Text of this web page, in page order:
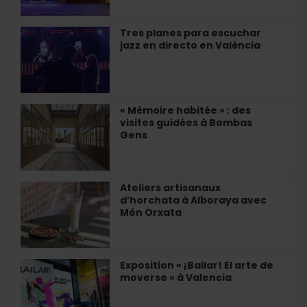
Up
Sundaze
Jam
Valencia
Tres planes para escuchar
jazz en directo en València
Tres
planes
para
escuchar
jazz
en
directo
en
València
« Mémoire habitée » : des
visites guidées à Bombas
Gens
«
Mémoire
habitée
:
des
guidées
à
Bombas
Ateliers artisanaux
d’horchata à Alboraya avec
Món Orxata
Ateliers
artisanaux
d’horchata
à
Alboraya
avec
Món
Orxata
Exposition « ¡Bailar! El arte de
moverse » à Valencia
Exposition
¡Bailar!